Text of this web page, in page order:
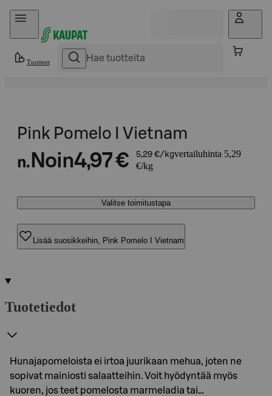
Hyppää sisältöön
Tuotteet
Pink Pomelo I Vietnam
n. Noin4,97 € 5,29 €/kgvertailuhinta 5,29
€/kg
Valitse toimitustapa
Lisää suosikkeihin, Pink Pomelo I Vietnam
Tuotetiedot
Hunajapomeloista ei irtoa juurikaan mehua, joten ne
sopivat mainiosti salaatteihin. Voit hyödyntää myös
kuoren, jos teet pomelosta marmeladia tai…